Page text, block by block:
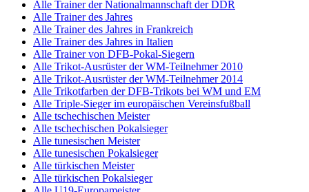
Alle Trainer der Nationalmannschaft der DDR
Alle Trainer des Jahres
Alle Trainer des Jahres in Frankreich
Alle Trainer des Jahres in Italien
Alle Trainer von DFB-Pokal-Siegern
Alle Trikot-Ausrüster der WM-Teilnehmer 2010
Alle Trikot-Ausrüster der WM-Teilnehmer 2014
Alle Trikotfarben der DFB-Trikots bei WM und EM
Alle Triple-Sieger im europäischen Vereinsfußball
Alle tschechischen Meister
Alle tschechischen Pokalsieger
Alle tunesischen Meister
Alle tunesischen Pokalsieger
Alle türkischen Meister
Alle türkischen Pokalsieger